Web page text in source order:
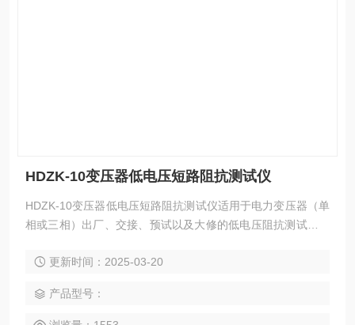
HDZK-10变压器低电压短路阻抗测试仪
HDZK-10变压器低电压短路阻抗测试仪适用于电力变压器（单
相或三相）出厂、交接、预试以及大修的低电压阻抗测试，是
更新时间：2025-03-20
产品型号：